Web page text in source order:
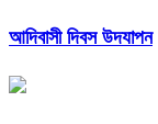
আদিবাসী দিবস উদযাপন